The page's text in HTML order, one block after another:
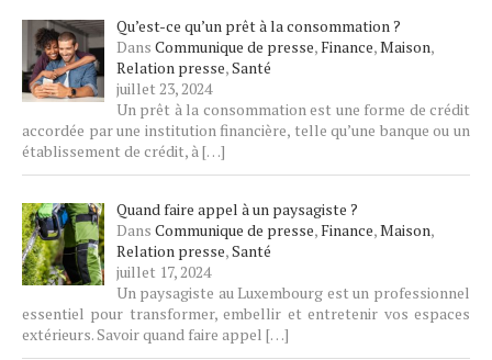
Qu’est-ce qu’un prêt à la consommation ?
Dans Communique de presse,Finance,Maison,
Relation presse,Santé
juillet 23, 2024
Un prêt à la consommation est une forme de crédit
accordée par une institution financière, telle qu’une banque ou un
établissement de crédit, à[…]
Quand faire appel à un paysagiste ?
Dans Communique de presse,Finance,Maison,
Relation presse,Santé
juillet 17, 2024
Un paysagiste au Luxembourg est un professionnel
essentiel pour transformer, embellir et entretenir vos espaces
extérieurs. Savoir quand faire appel […]